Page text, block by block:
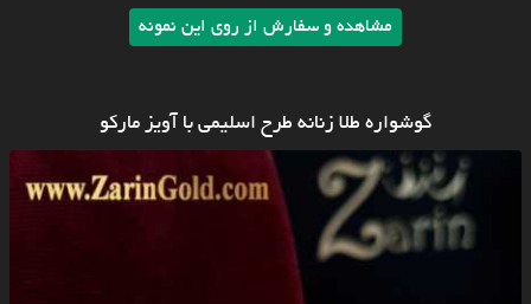
مشاهده و سفارش از روی این نمونه
گوشواره طلا زنانه طرح اسلیمی با آویز مارکو